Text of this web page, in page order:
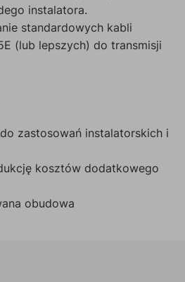
instalatora.
standardowych kabli
(lub lepszych) do transmisji
zastosowań instalatorskich i
kosztów dodatkowego
obudowa